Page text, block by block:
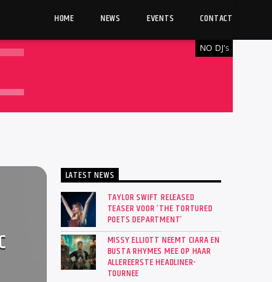
HOME NEWS EVENTS CONTACT
NO DJ'S
LATEST NEWS
TAYLOR SWIFT RELEASED
TEASER VOOR ‘THE TORTURED
POETS DEPARTMENT’
MISSY ELLIOTT NEEMT CIARA EN
BUSTA RHYMES MEE OP HAAR
ALLEREERSTE HEADLINER-
TOURNEE